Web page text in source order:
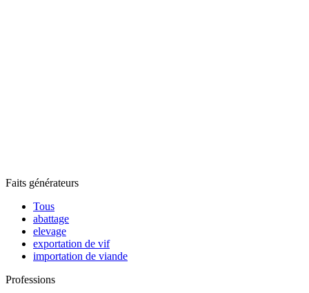
Faits générateurs
Tous
abattage
elevage
exportation de vif
importation de viande
Professions